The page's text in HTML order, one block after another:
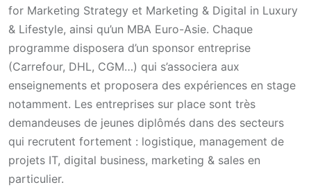
for Marketing Strategy et Marketing & Digital in Luxury
& Lifestyle, ainsi qu’un MBA Euro-Asie. Chaque
programme disposera d’un sponsor entreprise
(Carrefour, DHL, CGM…) qui s’associera aux
enseignements et proposera des expériences en stage
notamment. Les entreprises sur place sont très
demandeuses de jeunes diplômés dans des secteurs
qui recrutent fortement : logistique, management de
projets IT, digital business, marketing & sales en
particulier.